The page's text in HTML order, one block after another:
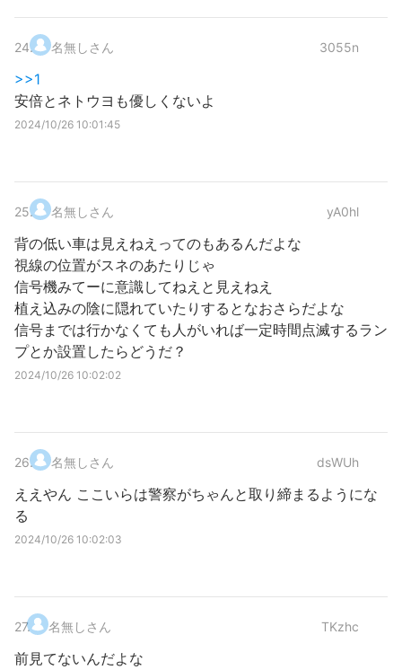
24. 名無しさん 3055n
>>1
安倍とネトウヨも優しくないよ
2024/10/26 10:01:45
25. 名無しさん yA0hl
背の低い車は見えねえってのもあるんだよな
視線の位置がスネのあたりじゃ
信号機みてーに意識してねえと見えねえ
植え込みの陰に隠れていたりするとなおさらだよな
信号までは行かなくても人がいれば一定時間点滅するラン
プとか設置したらどうだ？
2024/10/26 10:02:02
26. 名無しさん dsWUh
ええやん ここいらは警察がちゃんと取り締まるようにな
る
2024/10/26 10:02:03
27. 名無しさん TKzhc
前見てないんだよな